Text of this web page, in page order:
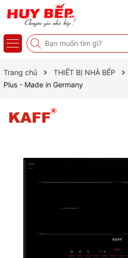
Trang chủ THIẾT BỊ NHÀ BẾP
Plus - Made in Germany